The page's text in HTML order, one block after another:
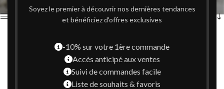
Soyez le premier à découvrir nos dernières tendances
et bénéficiez d'offres exclusives
-10% sur votre 1ère commande
Accès anticipé aux ventes
Suivi de commandes facile
Liste de souhaits & favoris
Afficher la barre latérale